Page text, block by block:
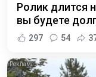
Ролик длится
вы будете
297 54